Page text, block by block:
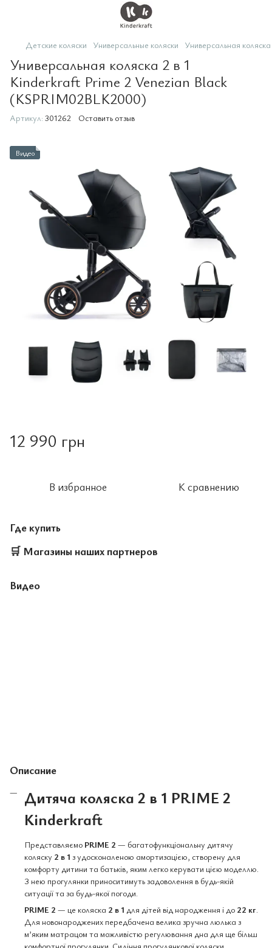
Детские коляски Универсальные коляски Универсальная
Универсальная коляска 2 в 1
Kinderkraft Prime 2 Venezian Black
(KSPRIM02BLK2000)
Артикул: 301262 Оставить отзыв
Видео
12 990 грн
В избранное К сравнению
Где купить
🛒 Магазины наших партнеров
Видео
Описание
Дитяча коляска 2 в 1 PRIME 2
Kinderkraft
Представляємо PRIME 2 — багатофункціональну дитячу
коляску 2 в 1 з удосконаленою амортизацією, створену для
комфорту дитини та батьків, яким легко керувати цією моделлю.
З нею прогулянки приноситимуть задоволення в будь-якій
ситуації та за будь-якої погоди.
PRIME 2 — це коляска 2 в 1 для дітей від народження і до 22 кг.
Для новонароджених передбачена велика зручна люлька з
м’яким матрацом та можливістю регулювання дна для ще більш